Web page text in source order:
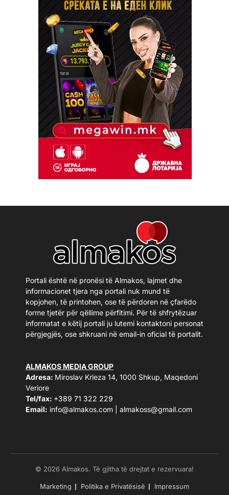
Portali është në pronësi të Almakos, lajmet dhe
informacionet tjera nga portali nuk mund të
kopjohen, të printohen, ose të përdoren në çfarëdo
forme tjetër për qëllime përfitimi. Për të shfrytëzuar
informatat e këtij portali ju lutemi kontaktoni personat
përgjegjës, ose shkruani në email-in oficial të portalit.
ALMAKOS MEDIA GROUP
Adresa: Miroslav Krleza 14, 1000 Shkup, Maqedoni
Veriore
Tel/fax: +389 71 322 229
Email: info@almakos.com almakoss@gmail.com
© 2026 Almakos. Të gjitha të drejtat e rezervuara!
Marketing Politika e Privatësisë Impressum